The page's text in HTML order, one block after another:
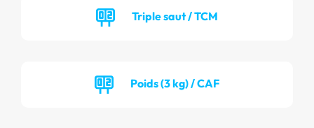
Triple saut / TCM
Poids (3 kg) / CAF